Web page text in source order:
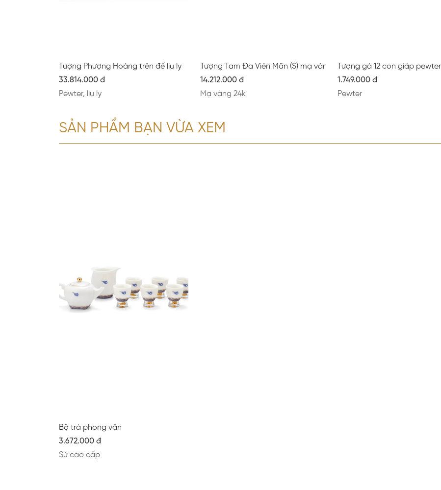
Tượng Phượng Hoàng trên đế liu ly
33.814.000 đ
Pewter, liu ly
Tượng Tam Đa Viên Mãn (S) mạ vàng mờ
14.212.000 đ
Mạ vàng 24k
Tượng gà 12 con giáp pewter
1.749.000 đ
Pewter
SẢN PHẨM BẠN VỪA XEM
Bộ trà phong vân
3.672.000 đ
Sứ cao cấp